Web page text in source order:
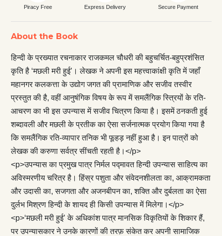
Piracy Free Express Delivery Secure Payment
About the Book
हिन्दी के प्रख्यात रचनाकार राजकमल चौधरी की बहुचर्चित-बहुप्रशंसित
कृति है ‘मछली मरी हुई’। लेखक ने अपनी इस महत्त्वाकांक्षी कृति में जहाँ
महानगर कलकत्ता के उद्योग जगत की प्रामाणिक और सजीव तस्वीर
प्रस्तुत की है, वहीं आनुषंगिक विषय के रूप में समलैंगिक स्त्रियों के रति-
आचरण का भी इस उपन्यास में सजीव चित्रण किया है। इसमें ठनकती हुई
शब्दावली और मछली के प्रतीक का ऐसा सर्जनात्मक प्रयोग किया गया है
कि समलैंगिक रति-व्यापार तनिक भी फूहड़ नहीं हुआ है। इन पात्रों को
लेखक की करुणा सर्वत्र सींचती रहती है।</p>
<p>उपन्यास का प्रमुख पात्र निर्मल पद्मावत हिन्दी उपन्यास साहित्य का
अविस्मरणीय चरित्र है। हिंस्र पशुता और संवेदनशीलता का, आक्रामकता
और उदासी का, सजगता और अजनबीपन का, शक्ति और दुर्बलता का ऐसा
दुर्लभ मिश्रण हिन्दी के शायद ही किसी उपन्यास में मिलेगा।</p>
<p>‘मछली मरी हुई’ के अधिकांश पात्र मानसिक विकृतियों के शिकार हैं,
पर उपन्यासकार ने उनके कारणों की तरफ़ संकेत कर अपनी सामाजिक